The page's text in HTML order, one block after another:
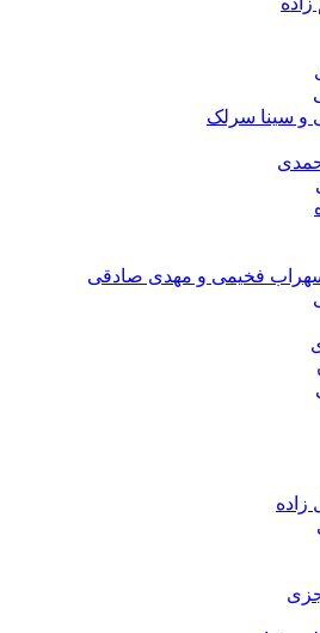
سینا سرلک
فخیمی و مهدی صادقی
زاده